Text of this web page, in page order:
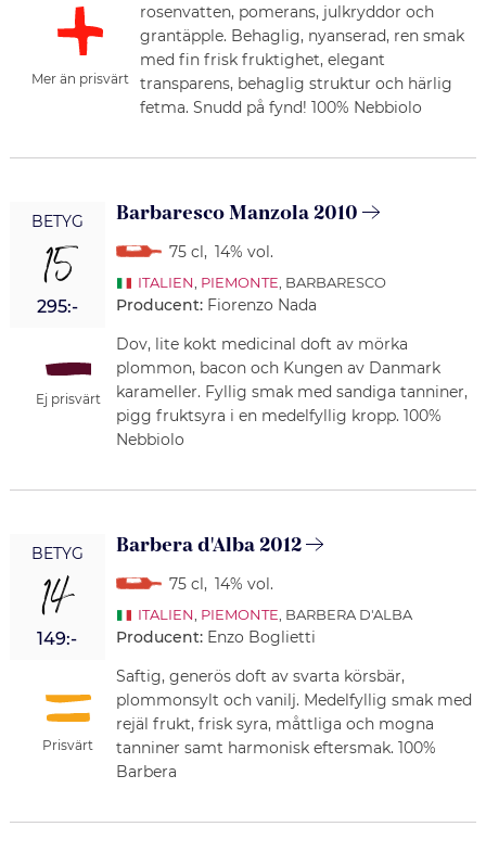
Mer än prisvärt
rosenvatten, pomerans, julkryddor och
grantäpple. Behaglig, nyanserad, ren smak
med fin frisk fruktighet, elegant
transparens, behaglig struktur och härlig
fetma. Snudd på fynd! 100% Nebbiolo
BETYG
15
295:-
Ej prisvärt
Barbaresco Manzola 2010
75 cl, 14% vol.
ITALIEN PIEMONTE , BARBARESCO
Producent: Fiorenzo Nada
Dov, lite kokt medicinal doft av mörka
plommon, bacon och Kungen av Danmark
karameller. Fyllig smak med sandiga tanniner,
pigg fruktsyra i en medelfyllig kropp. 100%
Nebbiolo
BETYG
14
149:-
Prisvärt
Barbera d'Alba 2012
75 cl, 14% vol.
ITALIEN PIEMONTE , BARBERA D'ALBA
Producent: Enzo Boglietti
Saftig, generös doft av svarta körsbär,
plommonsylt och vanilj. Medelfyllig smak med
rejäl frukt, frisk syra, måttliga och mogna
tanniner samt harmonisk eftersmak. 100%
Barbera